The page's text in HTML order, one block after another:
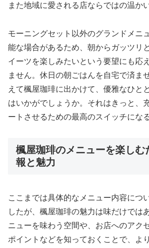
また地域に愛される店ならではの温か
モーニングセット以外のグランドメニ
能な場合があるため、朝からガッツリ
イーツを楽しみたいという要望にも応
ません。休日の朝ごはんを自宅で済ま
えて楓屋珈琲に出かけて、優雅なひと
はいかがでしょうか。それはきっと、
ートさせるための最高のスイッチにな
楓屋珈琲のメニューを楽しむ
報と魅力
ここまでは具体的なメニュー内容につ
したが、楓屋珈琲の魅力は味だけでは
ニューを味わう空間や、お店へのアク
ポイントなどを知っておくことで、よ